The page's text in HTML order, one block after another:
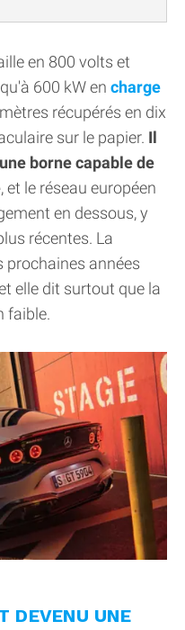
en 800 volts et
600 kW en charge
récupérés en dix
sur le papier. Il
borne capable de
, et le réseau européen
en dessous, y
récentes. La
prochaines années
elle dit surtout que la
faible.
DEVENU UNE